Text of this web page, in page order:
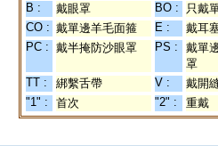
B : 戴眼罩 BO : 只戴
CO : 戴單邊羊毛面箍 E : 戴耳
PC : 戴半掩防沙眼罩 PS :
戴單
罩
TT : 綁繫舌帶 V : 戴開
"1" :
首次 "2" : 重戴